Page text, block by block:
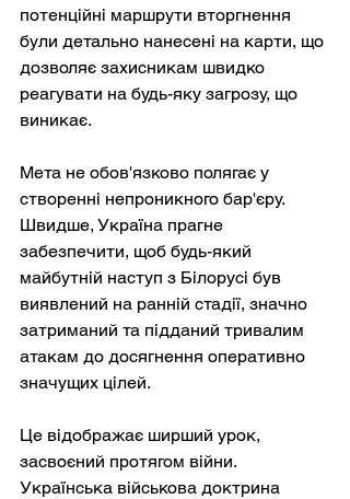
потенційні маршрути вторгнення
були детально нанесені на карти, що
дозволяє захисникам швидко
реагувати на будь-яку загрозу, що
виникає.
Мета не обов'язково полягає у
створенні непроникного бар'єру.
Швидше, Україна прагне
забезпечити, щоб будь-який
майбутній наступ з Білорусі був
виявлений на ранній стадії, значно
затриманий та підданий тривалим
атакам до досягнення оперативно
значущих цілей.
Це відображає ширший урок,
засвоєний протягом війни.
Українська військова доктрина